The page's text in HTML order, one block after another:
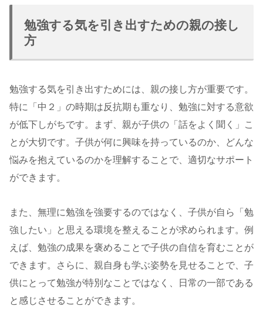
勉強する気を引き出すための親の接し
方
勉強する気を引き出すためには、親の接し方が重要です。
特に「中２」の時期は反抗期も重なり、勉強に対する意欲
が低下しがちです。まず、親が子供の「話をよく聞く」こ
とが大切です。子供が何に興味を持っているのか、どんな
悩みを抱えているのかを理解することで、適切なサポート
ができます。
また、無理に勉強を強要するのではなく、子供が自ら「勉
強したい」と思える環境を整えることが求められます。例
えば、勉強の成果を褒めることで子供の自信を育むことが
できます。さらに、親自身も学ぶ姿勢を見せることで、子
供にとって勉強が特別なことではなく、日常の一部である
と感じさせることができます。